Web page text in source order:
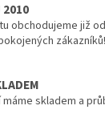
2010
obchodujeme již
zákazníků!
skladem a